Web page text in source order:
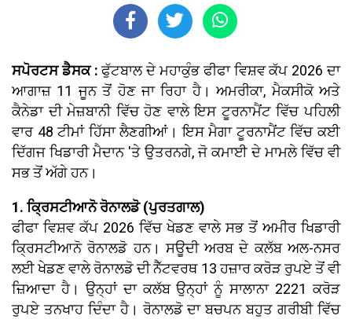
ਸਪੋਰਟਸ ਡੈਸਕ :ਫੁੱਟਬਾਲ ਦੇ ਮਹਾਕੁੰਭ ਫੀਫਾ ਵਿਸ਼ਵ ਕੱਪ 2026 ਦਾ
ਆਗਾਜ਼ 11 ਜੂਨ ਤੋਂ ਹੋਣ ਜਾ ਰਿਹਾ ਹੈ। ਅਮਰੀਕਾ, ਮੈਕਸੀਕੋ ਅਤੇ
ਕੈਨੇਡਾ ਦੀ ਮੇਜ਼ਬਾਨੀ ਵਿੱਚ ਹੋਣ ਵਾਲੇ ਇਸ ਟੂਰਨਾਮੈਂਟ ਵਿੱਚ ਪਹਿਲੀ
ਵਾਰ 48 ਟੀਮਾਂ ਹਿੱਸਾ ਲੈਣਗੀਆਂ। ਇਸ ਮੈਗਾ ਟੂਰਨਾਮੈਂਟ ਵਿੱਚ ਕਈ
ਦਿੱਗਜ ਖਿਡਾਰੀ ਮੈਦਾਨ 'ਤੇ ਉਤਰਨਗੇ, ਜੋ ਕਮਾਈ ਦੇ ਮਾਮਲੇ ਵਿੱਚ ਵੀ
ਸਭ ਤੋਂ ਅੱਗੇ ਹਨ।
1. ਕ੍ਰਿਸਟੀਆਨੋ ਰੋਨਾਲਡੋ (ਪੁਰਤਗਾਲ)
ਫੀਫਾ ਵਿਸ਼ਵ ਕੱਪ 2026 ਵਿੱਚ ਖੇਡਣ ਵਾਲੇ ਸਭ ਤੋਂ ਅਮੀਰ ਖਿਡਾਰੀ
ਕ੍ਰਿਸਟੀਆਨੋ ਰੋਨਾਲਡੋ ਹਨ। ਸਊਦੀ ਅਰਬ ਦੇ ਕਲੱਬ ਅਲ-ਨਸਰ
ਲਈ ਖੇਡਣ ਵਾਲੇ ਰੋਨਾਲਡੋ ਦੀ ਨੈੱਟਵਰਥ 13 ਹਜ਼ਾਰ ਕਰੋੜ ਰੁਪਏ ਤੋਂ ਵੀ
ਜ਼ਿਆਦਾ ਹੈ। ਉਨ੍ਹਾਂ ਦਾ ਕਲੱਬ ਉਨ੍ਹਾਂ ਨੂੰ ਸਾਲਾਨਾ 2221 ਕਰੋੜ
ਰੁਪਏ ਤਨਖਾਹ ਦਿੰਦਾ ਹੈ। ਰੋਨਾਲਡੋ ਦਾ ਬਚਪਨ ਬਹੁਤ ਗਰੀਬੀ ਵਿੱਚ